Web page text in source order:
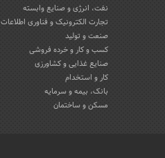
نفت، انرژی و صنایع وابسته
تجارت الکترونیک و فناوری اطلاعات
صنعت و تولید
کسب و کار و خرده فروشی
صنایع غذایی و کشاورزی
کار و استخدام
بانک، بیمه و سرمایه
مسکن و ساختمان